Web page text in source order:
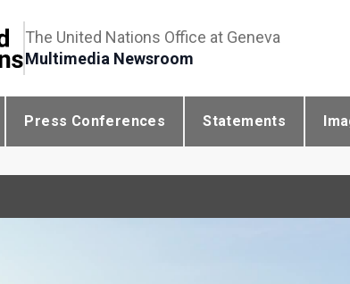
The United Nations Office at Geneva
Multimedia Newsroom
Press Conferences Statements